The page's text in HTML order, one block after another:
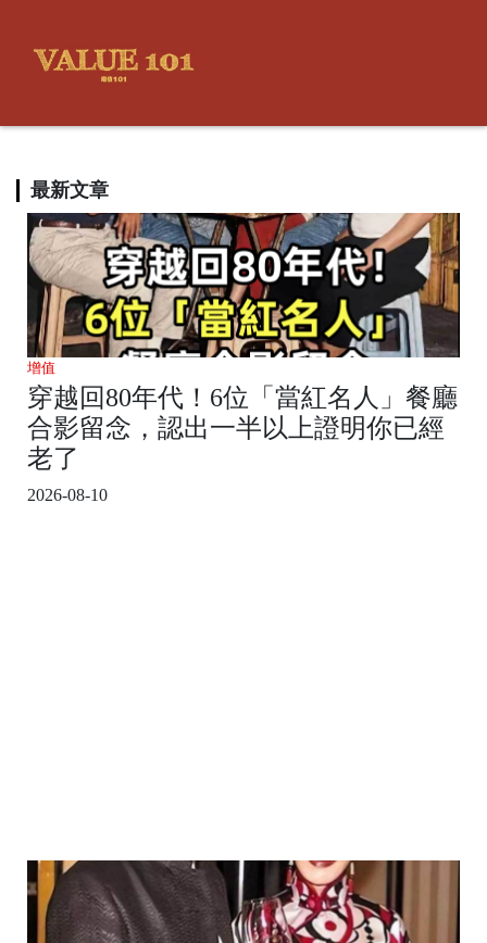
最新文章
增值
穿越回80年代！6位「當紅名人」餐廳
合影留念，認出一半以上證明你已經
老了
2026-08-10